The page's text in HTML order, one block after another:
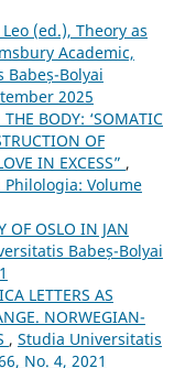
(ed.), Theory as
Academic,
Bolyai
2025
BODY: ‘SOMATIC
OF
IN EXCESS” ,
Volume
OF OSLO IN JAN
Babeș-Bolyai
LETTERS AS
NORWEGIAN-
, Studia Universitatis
No. 4, 2021